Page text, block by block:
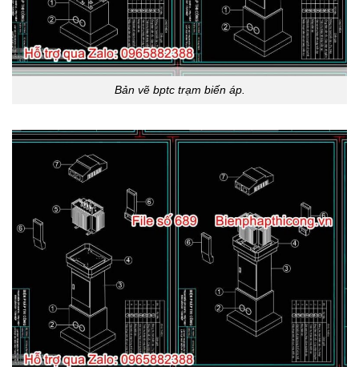
Bản vẽ bptc trạm biến áp.